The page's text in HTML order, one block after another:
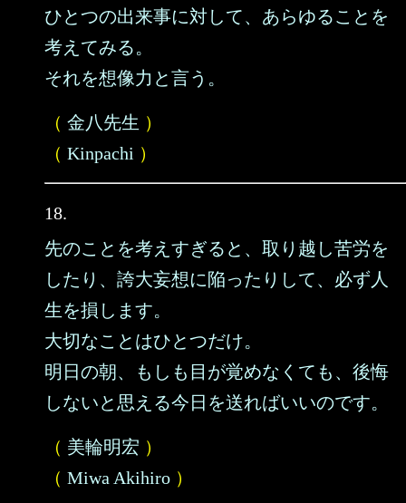
ひとつの出来事に対して、あらゆることを
考えてみる。
それを想像力と言う。
（ 金八先生 ）
（ Kinpachi ）
18.
先のことを考えすぎると、取り越し苦労を
したり、誇大妄想に陥ったりして、必ず人
生を損します。
大切なことはひとつだけ。
明日の朝、もしも目が覚めなくても、後悔
しないと思える今日を送ればいいのです。
（ 美輪明宏 ）
（ Miwa Akihiro ）